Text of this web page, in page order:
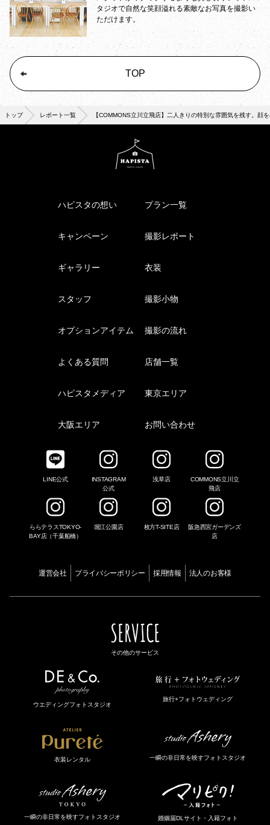
タジオで自然な笑顔溢れる素敵なお写真を撮影い
ただけます。
TOP
トップ レポート一覧 【COMMONS立川立飛店】二人きりの特別な雰囲気を残す。顔
ハピスタの想い プラン一覧
キャンペーン 撮影レポート
ギャラリー 衣装
スタッフ 撮影小物
オプションアイテム 撮影の流れ
よくある質問 店舗一覧
ハピスタメディア 東京エリア
大阪エリア お問い合わせ
LINE公式
INSTAGRAM
公式
浅草店
COMMONS立川立
飛店
ららテラスTOKYO-
BAY店（千葉船橋）
堀江公園店 枚方T-SITE店
阪急西宮ガーデンズ
店
運営会社 プライバシーポリシー 採用情報 法人のお客様
SERVICE
その他のサービス
ウエディングフォトスタジオ
旅行+フォトウェディング
衣装レンタル 一瞬の非日常を映すフォトスタジオ
一瞬の非日常を映すフォトスタジオ 婚姻届DLサイト・入籍フォト